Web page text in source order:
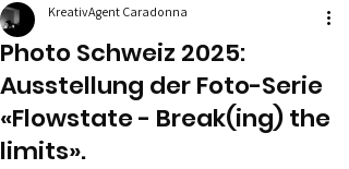
Photo Schweiz 2025:
Ausstellung der Foto-Serie
«Flowstate - Break(ing) the
limits».
KreativAgent Caradonna